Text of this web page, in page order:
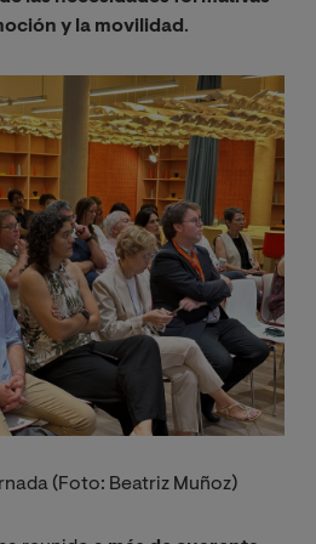
y la movilidad .
Image
(Foto: Beatriz Muñoz)